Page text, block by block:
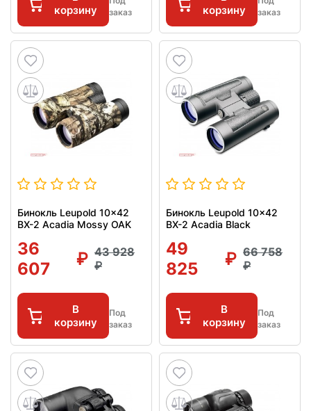
корзину
заказ
корзину
заказ
Бинокль Leupold 10x42
BX-2 Acadia Mossy OAK
36
607
43 928
В
корзину
Под
заказ
Бинокль Leupold 10x42
BX-2 Acadia Black
49
825
66 758
В
корзину
Под
заказ